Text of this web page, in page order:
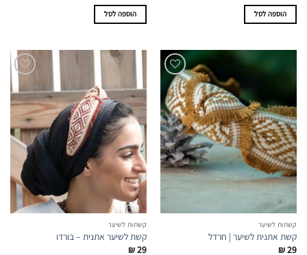
הוספה לסל הוספה לסל
קשתות לשיער
קשת אתנית לשיער | חרדל
₪29
קשתות לשיער
קשת לשיער אתנית – בורדו
₪29